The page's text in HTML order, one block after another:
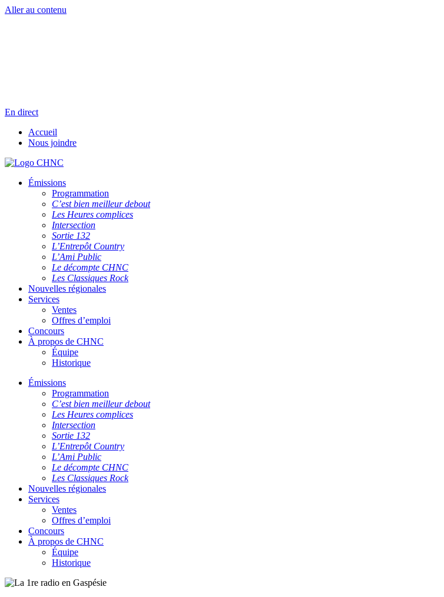
Aller au contenu
En direct
Accueil
Nous joindre
Émissions
Programmation
C’est bien meilleur debout
Les Heures complices
Intersection
Sortie 132
L’Entrepôt Country
L’Ami Public
Le décompte CHNC
Les Classiques Rock
Nouvelles régionales
Services
Ventes
Offres d’emploi
Concours
À propos de CHNC
Équipe
Historique
Émissions
Programmation
C’est bien meilleur debout
Les Heures complices
Intersection
Sortie 132
L’Entrepôt Country
L’Ami Public
Le décompte CHNC
Les Classiques Rock
Nouvelles régionales
Services
Ventes
Offres d’emploi
Concours
À propos de CHNC
Équipe
Historique